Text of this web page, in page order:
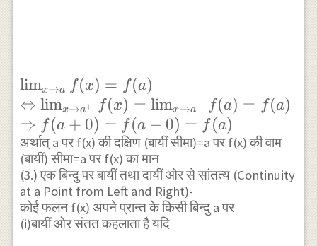
\lim _{x
\rightarrow a}
f(x)=f(a) \\
\Leftrightarrow
\lim _{x
\rightarrow
a^{+}}
f(x)=\lim _{x
limx→a f (x) = f(a)
⇔ limx→a+ f(x) = limx→a− f (a) = f(a)
⇒ f (a + 0) = f (a − 0) = f (a)
अर्थात् a पर f(x) की दक्षिण (बायीं सीमा)=a पर f(x) की वाम
(बायीं) सीमा=a पर f(x) का मान
(3.) एक बिन्दु पर बायीं तथा दायीं ओर से सांतत्य (Continuity
at a Point from Left and Right)-
कोई फलन f(x) अपने प्रान्त के किसी बिन्दु a पर
(i)बायीं ओर संतत कहलाता है यदि